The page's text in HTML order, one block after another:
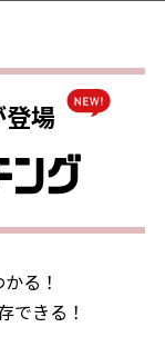
登場
る！
できる！